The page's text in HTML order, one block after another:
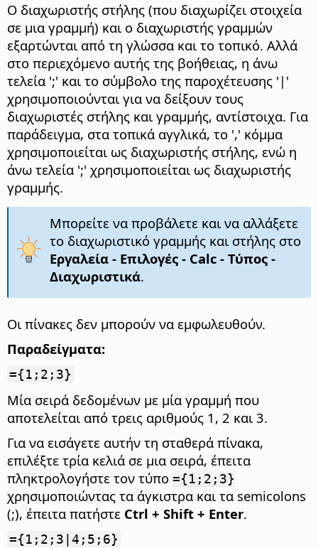
Ο διαχωριστής στήλης (που διαχωρίζει στοιχεία
σε μια γραμμή) και ο διαχωριστής γραμμών
εξαρτώνται από τη γλώσσα και το τοπικό. Αλλά
στο περιεχόμενο αυτής της βοήθειας, η άνω
τελεία ';' και το σύμβολο της παροχέτευσης '|'
χρησιμοποιούνται για να δείξουν τους
διαχωριστές στήλης και γραμμής, αντίστοιχα. Για
παράδειγμα, στα τοπικά αγγλικά, το ',' κόμμα
χρησιμοποιείται ως διαχωριστής στήλης, ενώ η
άνω τελεία ';' χρησιμοποιείται ως διαχωριστής
γραμμής.
Μπορείτε να προβάλετε και να αλλάξετε
το διαχωριστικό γραμμής και στήλης στο
Εργαλεία - Επιλογές- Calc - Τύπος -
Διαχωριστικά.
Οι πίνακες δεν μπορούν να εμφωλευθούν.
Παραδείγματα:
={1;2;3}
Μία σειρά δεδομένων με μία γραμμή που
αποτελείται από τρεις αριθμούς 1, 2 και 3.
Για να εισάγετε αυτήν τη σταθερά πίνακα,
επιλέξτε τρία κελιά σε μια σειρά, έπειτα
πληκτρολογήστε τον τύπο ={1;2;3}
χρησιμοποιώντας τα άγκιστρα και τα semicolons
(;), έπειτα πατήστε Ctrl + Shift + Enter.
={1;2;3|4;5;6}